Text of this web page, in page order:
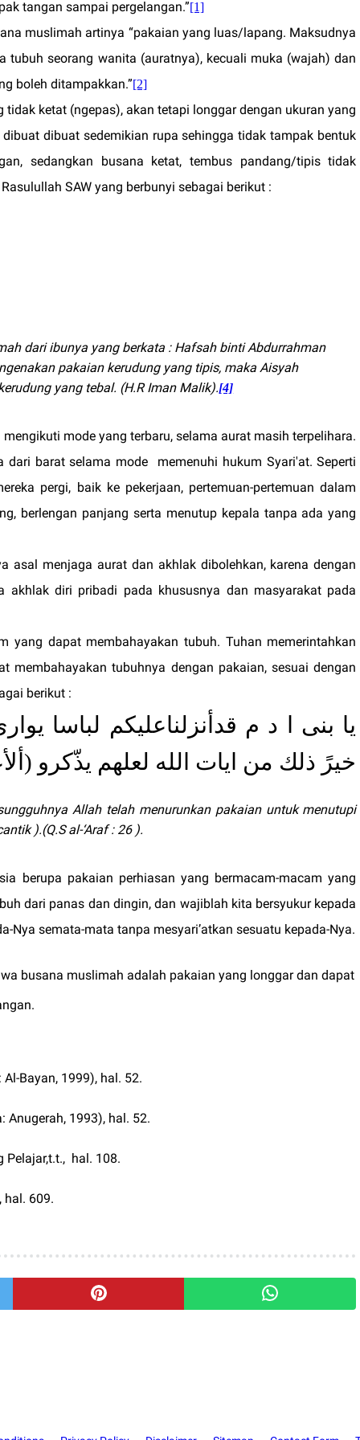
tangan sampai pergelangan.”[1]
muslimah artinya “pakaian yang luas/lapang. Maksudnya
seorang wanita (auratnya), kecuali muka (wajah) dan
boleh ditampakkan.”[2]
ketat (ngepas), akan tetapi longgar dengan ukuran yang
dibuat sedemikian rupa sehingga tidak tampak bentuk
sedangkan busana ketat, tembus pandang/tipis tidak
SAW yang berbunyi sebagai berikut :
dari ibunya yang berkata : Hafsah binti Abdurrahman
pakaian kerudung yang tipis, maka Aisyah
yang tebal. (H.R Iman Malik).[4]
mode yang terbaru, selama aurat masih terpelihara.
dari barat selama mode
memenuhi hukum Syari'at. Seperti
pergi, baik ke pekerjaan, pertemuan-pertemuan dalam
berlengan panjang serta menutup kepala tanpa ada yang
asal menjaga aurat dan akhlak dibolehkan, karena dengan
akhlak diri pribadi pada khususnya dan masyarakat pada
yang dapat membahayakan tubuh. Tuhan memerintahkan
tubuhnya dengan pakaian, sesuai dengan
berikut :
يا بنى ا د م قدأنزلناعليكم لباسا
خيرً ذلك من ايات الله لعلهم يذّكرو
Allah telah menurunkan pakaian untuk menutupi
).(Q.S al-‘Araf : 26 ).
berupa pakaian perhiasan yang bermacam-macam yang
dari panas dan dingin, dan wajiblah kita bersyukur kepada
semata-mata tanpa mesyari’atkan sesuatu kepada-Nya.
busana muslimah adalah pakaian yang longgar dan dapat
Al-Bayan, 1999), hal. 52.
Anugerah, 1993), hal. 52.
Pelajar,t.t., hal. 108.
hal. 609.